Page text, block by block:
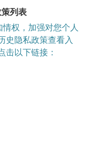
列表
史隐私政策查看入
击以下链接：